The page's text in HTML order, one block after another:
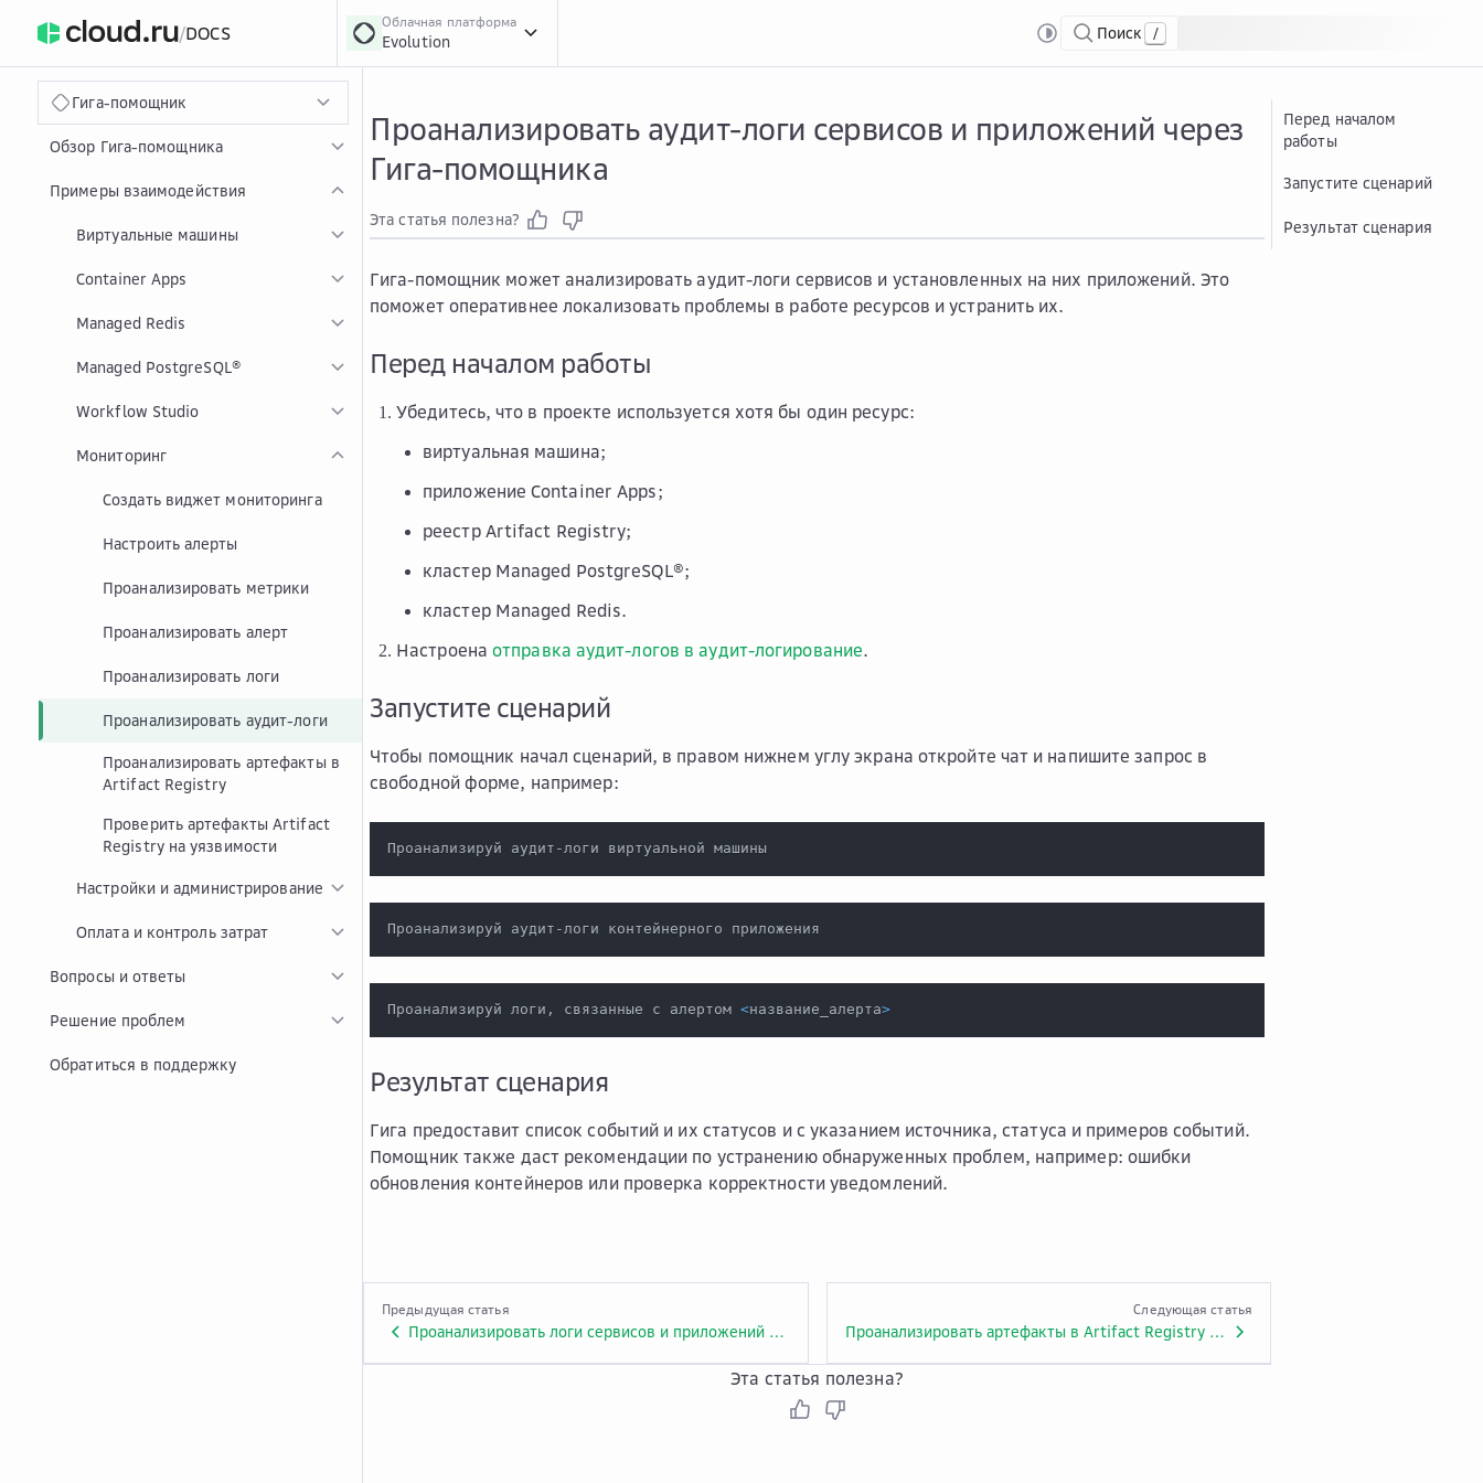
/DOCS
Облачная платформа
Evolution Поиск /
Гига-помощник
Обзор Гига-помощника
Примеры взаимодействия
Виртуальные машины
Container Apps
Managed Redis
Managed PostgreSQL®
Workflow Studio
Мониторинг
Создать виджет мониторинга
Настроить алерты
Проанализировать метрики
Проанализировать алерт
Проанализировать логи
Проанализировать аудит-логи
Проанализировать артефакты в
Artifact Registry
Проверить артефакты Artifact
Registry на уязвимости
Настройки и администрирование
Оплата и контроль затрат
Вопросы и ответы
Решение проблем
Обратиться в поддержку
Проанализировать аудит-логи сервисов и приложений через
Гига-помощника
Эта статья полезна?
Гига-помощник может анализировать аудит-логи сервисов и установленных на них приложений. Это
поможет оперативнее локализовать проблемы в работе ресурсов и устранить их.
Перед началом работы
Убедитесь, что в проекте используется хотя бы один ресурс:
виртуальная машина;
приложение Container Apps;
реестр Artifact Registry;
кластер Managed PostgreSQL®;
кластер Managed Redis.
Настроена отправка аудит-логов в аудит-логирование.
Запустите сценарий
Чтобы помощник начал сценарий, в правом нижнем углу экрана откройте чат и напишите запрос в
свободной форме, например:
Проанализируй аудит-логи виртуальной машины
Проанализируй аудит-логи контейнерного приложения
Проанализируй логи, связанные с алертом <название_алерта>
Результат сценария
Гига предоставит список событий и их статусов и с указанием источника, статуса и примеров событий.
Помощник также даст рекомендации по устранению обнаруженных проблем, например: ошибки
обновления контейнеров или проверка корректности уведомлений.
Предыдущая статья
Проанализировать логи сервисов и приложений через Гига-помощника
Следующая статья
Проанализировать артефакты в Artifact Registry через Гига-помощника
Эта статья полезна?
Перед началом
работы
Запустите сценарий
Результат сценария